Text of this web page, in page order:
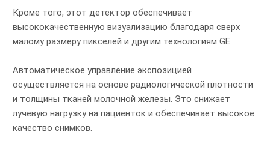
Кроме того, этот детектор обеспечивает
высококачественную визуализацию благодаря сверх
малому размеру пикселей и другим технологиям GE.
Автоматическое управление экспозицией
осуществляется на основе радиологической плотности
и толщины тканей молочной железы. Это снижает
лучевую нагрузку на пациенток и обеспечивает высокое
качество снимков.